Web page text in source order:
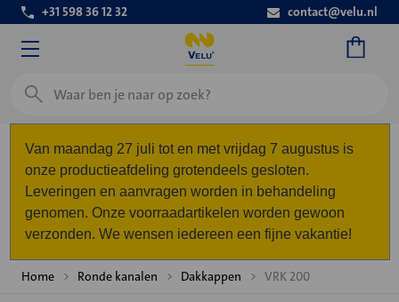
+31 598 36 12 32 contact@velu.nl
Zoeken
Van maandag 27 juli tot en met vrijdag 7 augustus is
onze productieafdeling grotendeels gesloten.
Leveringen en aanvragen worden in behandeling
genomen. Onze voorraadartikelen worden gewoon
verzonden. We wensen iedereen een fijne vakantie!
Home Ronde kanalen Dakkappen VRK 200